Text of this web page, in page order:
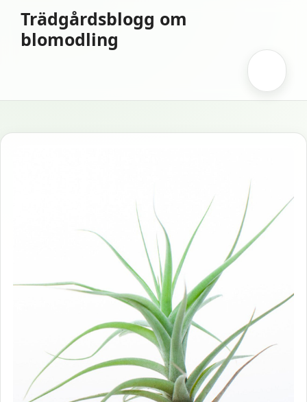
innehåll
Trädgårdsblogg om
blomodling